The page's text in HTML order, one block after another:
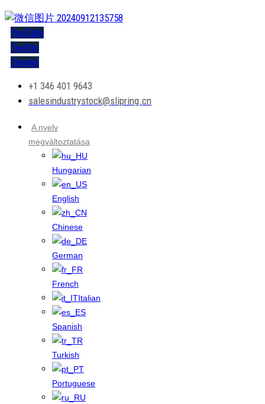
YouTube
Twitter
Elemek
+1 346 401 9643
salesindustrystock@slipring.cn
A nyelv
megváltoztatása
Hungarian
English
Chinese
German
French
Italian
Spanish
Turkish
Portuguese